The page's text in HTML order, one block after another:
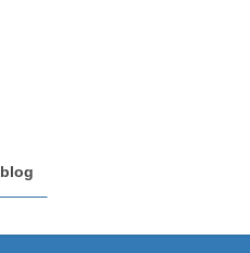
blog